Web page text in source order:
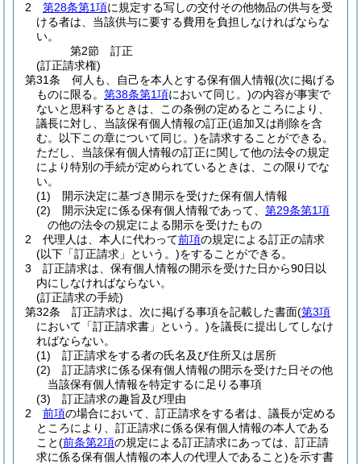
2
第28条第1項に規定する写しの交付その他物品の供与を受
ける者は、当該供与に要する費用を負担しなければならな
い。
第2節
訂正
(訂正請求権)
第31条
何人も、自己を本人とする保有個人情報(次に掲げる
ものに限る。 第38条第1項において同じ。)の内容が事実で
ないと思科するときは、この条例の定めるところにより、
議長に対し、当該保有個人情報の訂正(追加又は削除を含
む。以下この章について同じ。)を請求することができる。
ただし、当該保有個人情報の訂正に関して他の法令の規定
により特別の手続が定められているときは、この限りでな
い。
(1)
開示決定に基づき開示を受けた保有個人情報
(2)
開示決定に係る保有個人情報であって、 第29条第1項
の他の法令の規定による開示を受けたもの
2
代理人は、本人に代わって前項の規定による訂正の請求
(以下「訂正請求」という。)をすることができる。
3
訂正請求は、保有個人情報の開示を受けた日から90日以
内にしなければならない。
(訂正請求の手続)
第32条
訂正請求は、次に掲げる事項を記載した書面(第3項
において「訂正請求書」という。)を議長に提出してしなけ
ればならない。
(1)
訂正請求をする者の氏名及び住所又は居所
(2)
訂正請求に係る保有個人情報の開示を受けた日その他
当該保有個人情報を特定するに足りる事項
(3)
訂正請求の趣旨及び理由
2
前項の場合において、訂正請求をする者は、議長が定める
ところにより、訂正請求に係る保有個人情報の本人である
こと(前条第2項の規定による訂正請求にあっては、訂正請
求に係る保有個人情報の本人の代理人であること)を示す書